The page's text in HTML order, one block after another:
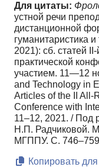
Для цитаты:
устной речи
дистанционной
гуманитаристика
2021): сб. статей
практической
участием. 11—12
and Technology in
Articles of the II All-
Conference with
11–12, 2021. / Под
Н.П. Радчиковой.
МГППУ. С.
Копировать